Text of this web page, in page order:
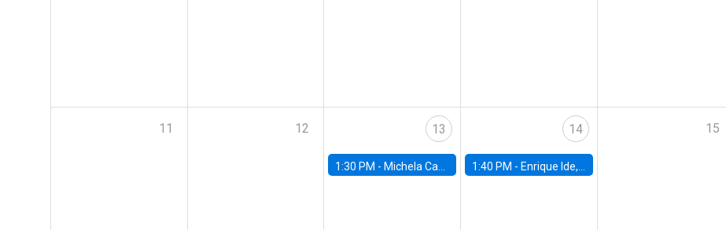
11 12 13
1:30 PM - Michela Carlana, Harvard Kennedy School
14
1:40 PM - Enrique Ide, IESE
15